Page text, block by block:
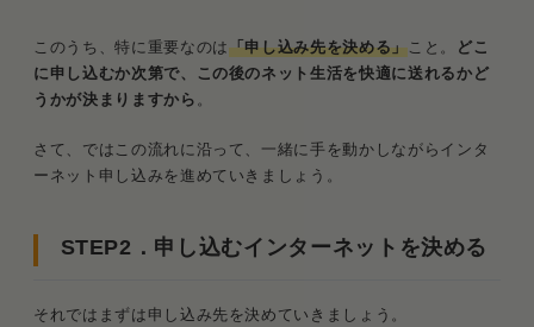
このうち、特に重要なのは「申し込み先を決める」こと。
どこ
に申し込むか次第で、この後のネット生活を快適に送れるかど
うかが決まりますから 。
さて、ではこの流れに沿って、一緒に手を動かしながらインタ
ーネット申し込みを進めていきましょう。
STEP2．申し込むインターネットを決める
それではまずは申し込み先を決めていきましょう。